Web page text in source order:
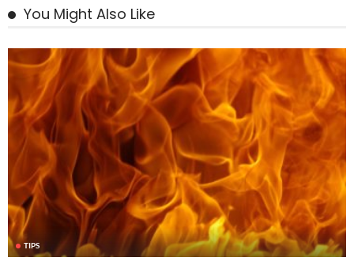
You Might Also Like
TIPS